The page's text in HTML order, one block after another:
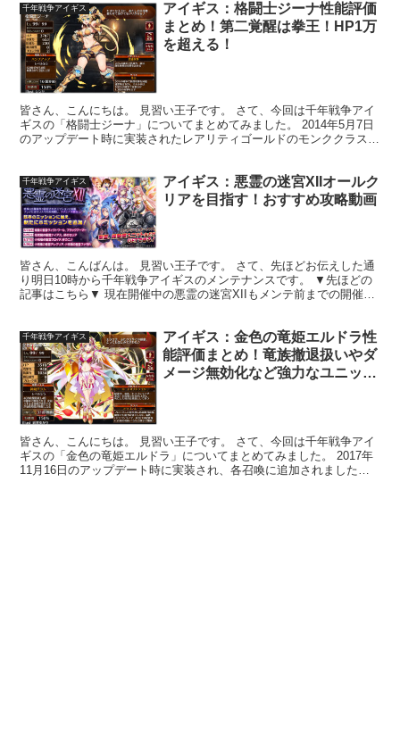
千年戦争アイギス
アイギス：格闘士ジーナ性能評価
まとめ！第二覚醒は拳王！HP1万
を超える！
皆さん、こんにちは。 見習い王子です。 さて、今回は千年戦争アイ
ギスの「格闘士ジーナ」についてまとめてみました。 2014年5月7日
のアップデート時に実装されたレアリティゴールドのモンククラスの
千年戦争アイギス
アイギス：悪霊の迷宮XIIオールク
リアを目指す！おすすめ攻略動画
皆さん、こんばんは。 見習い王子です。 さて、先ほどお伝えした通
り明日10時から千年戦争アイギスのメンテナンスです。 ▼先ほどの
記事はこちら▼ 現在開催中の悪霊の迷宮XIIもメンテ前までの開催と
千年戦争アイギス
アイギス：金色の竜姫エルドラ性
能評価まとめ！竜族撤退扱いやダ
メージ無効化など強力なユニッ
皆さん、こんにちは。 見習い王子です。 さて、今回は千年戦争アイ
ギスの「金色の竜姫エルドラ」についてまとめてみました。 2017年
11月16日のアップデート時に実装され、各召喚に追加されました。